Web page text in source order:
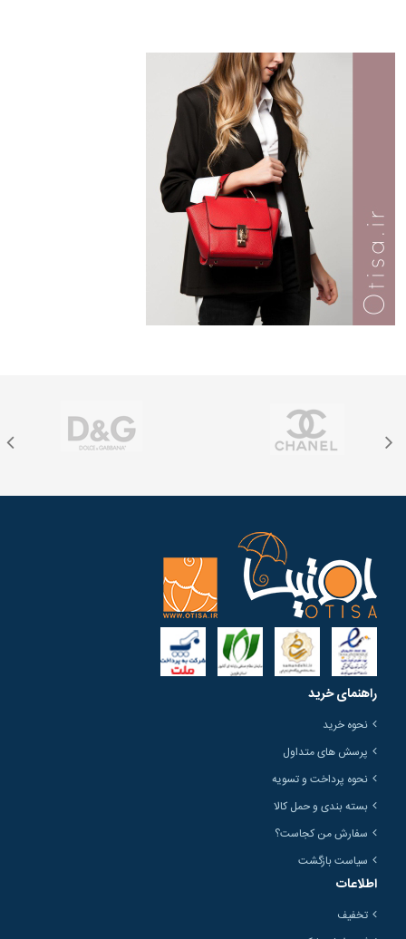
راهنمای خرید
نحوه خرید
پرسش های متداول
نحوه پرداخت و تسویه
بسته بندی و حمل کالا
سفارش من کجاست؟
سیاست بازگشت
اطلاعات
تخفیف